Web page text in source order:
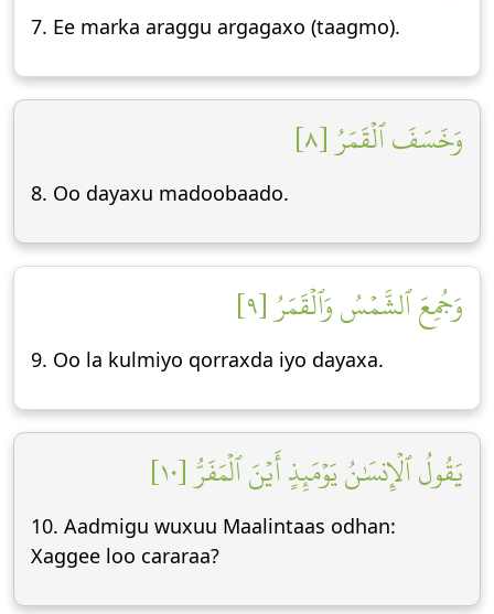
7. Ee marka araggu argagaxo (taagmo).
وَخَسَفَ ٱلۡقَمَرُ [٨]
8. Oo dayaxu madoobaado.
وَجُمِعَ ٱلشَّمۡسُ وَٱلۡقَمَرُ [٩]
9. Oo la kulmiyo qorraxda iyo dayaxa.
يَقُولُ ٱلۡإِنسَٰنُ يَوۡمَئِذٍ أَيۡنَ ٱلۡمَفَرُّ [١٠]
10. Aadmigu wuxuu Maalintaas odhan:
Xaggee loo cararaa?